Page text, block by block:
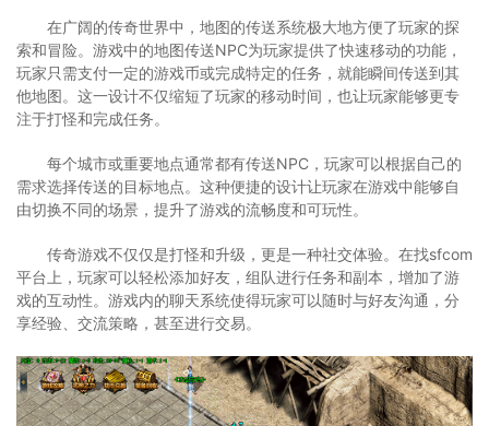
在广阔的传奇世界中，地图的传送系统极大地方便了玩家的探
索和冒险。游戏中的地图传送NPC为玩家提供了快速移动的功能，
玩家只需支付一定的游戏币或完成特定的任务，就能瞬间传送到其
他地图。这一设计不仅缩短了玩家的移动时间，也让玩家能够更专
注于打怪和完成任务。
每个城市或重要地点通常都有传送NPC，玩家可以根据自己的
需求选择传送的目标地点。这种便捷的设计让玩家在游戏中能够自
由切换不同的场景，提升了游戏的流畅度和可玩性。
传奇游戏不仅仅是打怪和升级，更是一种社交体验。在找sfcom
平台上，玩家可以轻松添加好友，组队进行任务和副本，增加了游
戏的互动性。游戏内的聊天系统使得玩家可以随时与好友沟通，分
享经验、交流策略，甚至进行交易。